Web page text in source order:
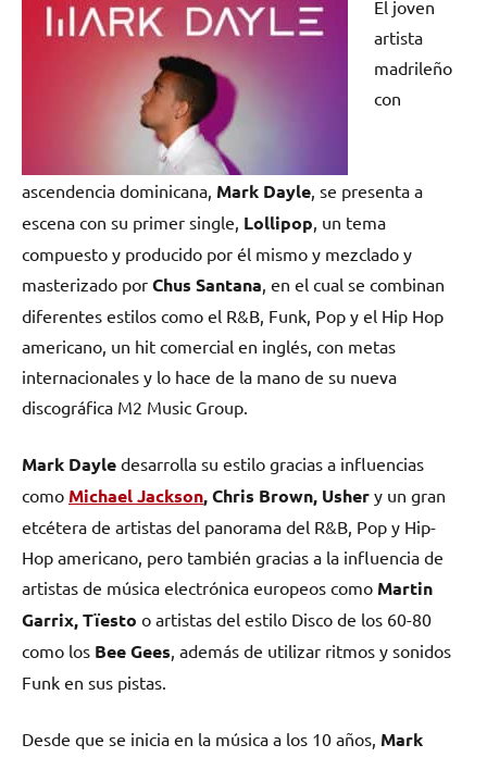
El joven
artista
madrileño
con
ascendencia dominicana, Mark Dayle , se presenta a
escena con su primer single, Lollipop , un tema
compuesto y producido por él mismo y mezclado y
masterizado por Chus Santana , en el cual se combinan
diferentes estilos como el R&B, Funk, Pop y el Hip Hop
americano, un hit comercial en inglés, con metas
internacionales y lo hace de la mano de su nueva
discográfica M2 Music Group.
Mark Dayle desarrolla su estilo gracias a influencias
como Michael Jackson, Chris Brown, Usher y un gran
etcétera de artistas del panorama del R&B, Pop y Hip-
Hop americano, pero también gracias a la influencia de
artistas de música electrónica europeos como Martin
Garrix, Tïesto o artistas del estilo Disco de los 60-80
como los Bee Gees , además de utilizar ritmos y sonidos
Funk en sus pistas.
Desde que se inicia en la música a los 10 años, Mark